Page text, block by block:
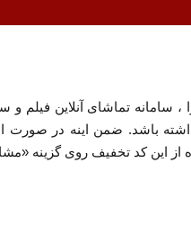
، سامانه تماشای آنلاین فیلم
باشد. ضمن اینه در صورت
این کد تخفیف روی گزینه